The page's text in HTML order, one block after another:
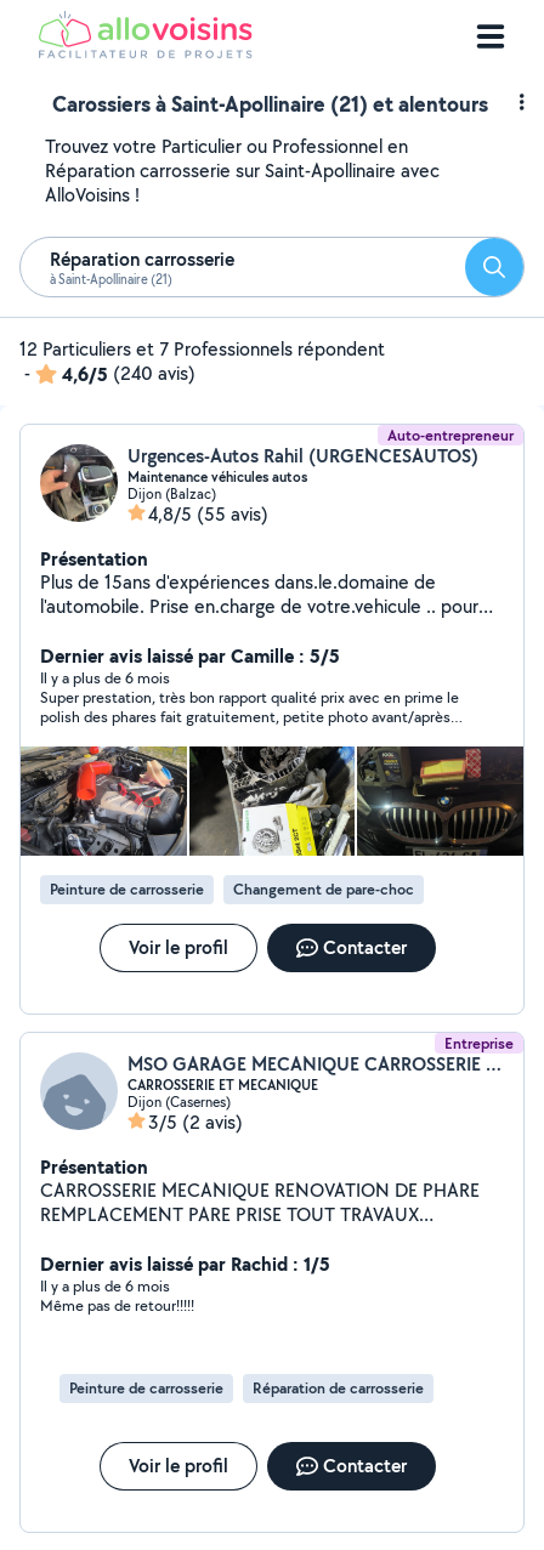
Carossiers à Saint-Apollinaire (21) et alentours
Trouvez votre Particulier ou Professionnel en
Réparation carrosserie sur Saint-Apollinaire avec
AlloVoisins !
Réparation carrosserie
à Saint-Apollinaire (21)
12 Particuliers et 7 Professionnels répondent
-
4,6/5 (240 avis)
Auto-entrepreneur
Urgences-Autos Rahil (URGENCESAUTOS)
Maintenance véhicules autos
Dijon (Balzac)
4,8/5 (55 avis)
Présentation
Plus de 15ans d'expériences dans.le.domaine de
l'automobile. Prise en.charge de votre.vehicule .. pour
Dernier avis laissé par Camille : 5/5
Il y a plus de 6 mois
Super prestation, très bon rapport qualité prix avec en prime le
polish des phares fait gratuitement, petite photo avant/après
recommande sans modération !!
Peinture de carrosserie Changement de pare-choc
Voir le profil Contacter
Entreprise
MSO GARAGE MECANIQUE CARROSSERIE ET SERVICES
CARROSSERIE ET MECANIQUE
Dijon (Casernes)
3/5 (2 avis)
Présentation
CARROSSERIE MECANIQUE RENOVATION DE PHARE
REMPLACEMENT PARE PRISE TOUT TRAVAUX
PROFESSIONNELLE DEPUIS 1998
Dernier avis laissé par Rachid : 1/5
Il y a plus de 6 mois
Même pas de retour!!!!!
Peinture de carrosserie Réparation de carrosserie
Voir le profil Contacter